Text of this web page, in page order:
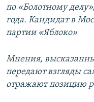
по «Болотному
года. Кандидат в
партии «Яблоко»
Мнения,
передают взгляды
отражают позицию